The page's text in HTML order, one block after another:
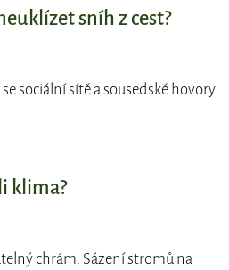
sníh z cest?
sociální sítě a sousedské hovory
klima?
chrám. Sázení stromů na